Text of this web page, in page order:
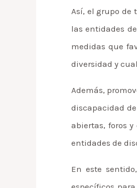
Así, el grupo
las entidades
medidas que
diversidad y
Además,
discapacidad
abiertas, foros
entidades de
En este